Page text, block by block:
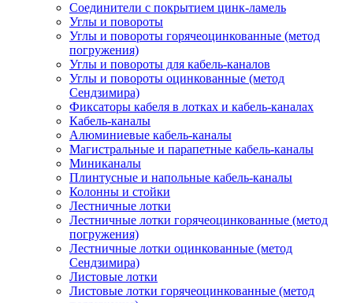
Соединители с покрытием цинк-ламель
Углы и повороты
Углы и повороты горячеоцинкованные (метод
погружения)
Углы и повороты для кабель-каналов
Углы и повороты оцинкованные (метод
Сендзимира)
Фиксаторы кабеля в лотках и кабель-каналах
Кабель-каналы
Алюминиевые кабель-каналы
Магистральные и парапетные кабель-каналы
Миниканалы
Плинтусные и напольные кабель-каналы
Колонны и стойки
Лестничные лотки
Лестничные лотки горячеоцинкованные (метод
погружения)
Лестничные лотки оцинкованные (метод
Сендзимира)
Листовые лотки
Листовые лотки горячеоцинкованные (метод